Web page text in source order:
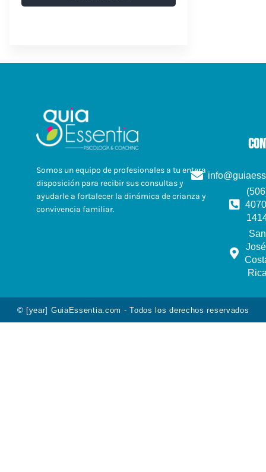
Somos un equipo de profesionales a tu entera
disposición para recibir sus consultas y
ayudarle a fortalecer la dinámica de crianza y
convivencia familiar.
San
© [year] GuiaEssentia.com - Todos los derechos reservados